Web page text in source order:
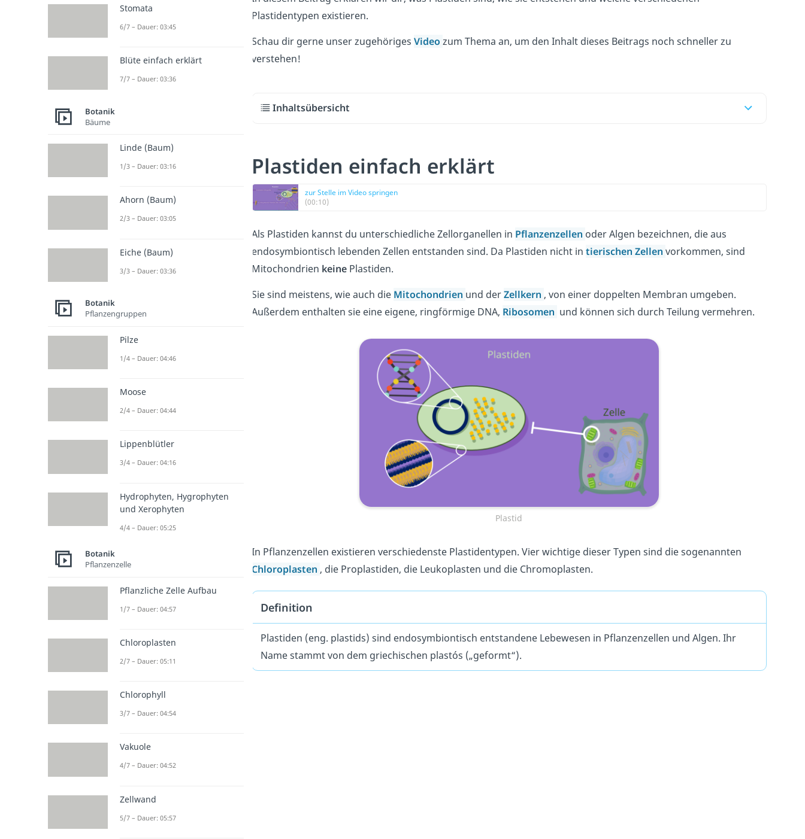
Plastidentypen existieren.
Schau dir gerne unser zugehöriges Video zum Thema an, um den Inhalt dieses Beitrags noch schneller zu
verstehen!
Inhaltsübersicht
Plastiden einfach erklärt
zur Stelle im Video springen
(00:10)
Als Plastiden kannst du unterschiedliche Zellorganellen in Pflanzenzellen oder Algen bezeichnen, die aus
endosymbiontisch lebenden Zellen entstanden sind. Da Plastiden nicht in tierischen Zellen vorkommen, sind
Mitochondrien keinePlastiden.
Sie sind meistens, wie auch die Mitochondrien und derZellkern , von einer doppelten Membran umgeben.
Außerdem enthalten sie eine eigene, ringförmige DNA, Ribosomen und können sich durch Teilung vermehren.
Plastid
In Pflanzenzellen existieren verschiedenste Plastidentypen. Vier wichtige dieser Typen sind die sogenannten
Chloroplasten , die Proplastiden, die Leukoplasten und die Chromoplasten.
Definition
Plastiden (eng. plastids) sind endosymbiontisch entstandene Lebewesen in Pflanzenzellen und Algen. Ihr
Name stammt von dem griechischen plastós („geformt“).
Stomata
6/7 – Dauer: 03:45
Blüte einfach erklärt
7/7 – Dauer: 03:36
Botanik
Bäume
Linde (Baum)
1/3 – Dauer: 03:16
Ahorn (Baum)
2/3 – Dauer: 03:05
Eiche (Baum)
3/3 – Dauer: 03:36
Botanik
Pflanzengruppen
Pilze
1/4 – Dauer: 04:46
Moose
2/4 – Dauer: 04:44
Lippenblütler
3/4 – Dauer: 04:16
Hydrophyten, Hygrophyten
und Xerophyten
4/4 – Dauer: 05:25
Botanik
Pflanzenzelle
Pflanzliche Zelle Aufbau
1/7 – Dauer: 04:57
Chloroplasten
2/7 – Dauer: 05:11
Chlorophyll
3/7 – Dauer: 04:54
Vakuole
4/7 – Dauer: 04:52
Zellwand
5/7 – Dauer: 05:57